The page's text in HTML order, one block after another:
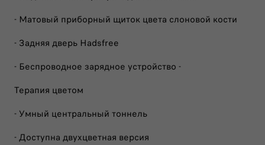
- Матовый приборный щиток цвета слоновой кости
- Задняя дверь Hadsfree
- Беспроводное зарядное устройство -
Терапия цветом
- Умный центральный тоннель
- Доступна двухцветная версия